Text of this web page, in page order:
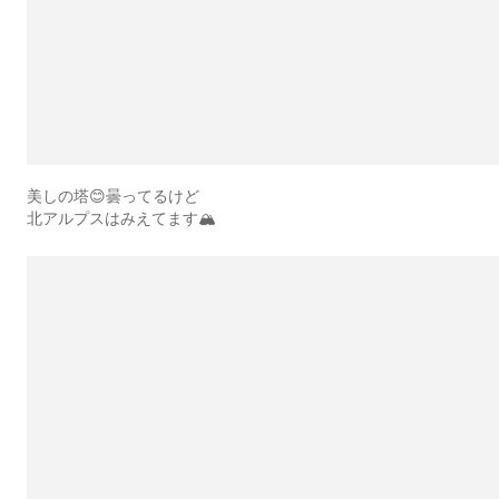
美しの塔😊曇ってるけど
北アルプスはみえてます🏔️